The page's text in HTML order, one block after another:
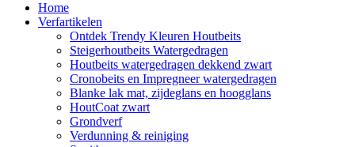
Home
Verfartikelen
Ontdek Trendy Kleuren Houtbeits
Steigerhoutbeits Watergedragen
Houtbeits watergedragen dekkend zwart
Cronobeits en Impregneer watergedragen
Blanke lak mat, zijdeglans en hoogglans
HoutCoat zwart
Grondverf
Verdunning & reiniging